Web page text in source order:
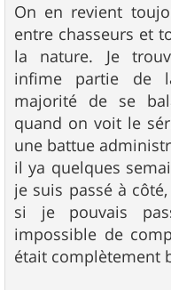
On en revient
entre chasseurs et
la nature. Je
infime partie de
majorité de se
quand on voit le
une battue
il ya quelques
je suis passé à
si je pouvais
impossible de
était complètement